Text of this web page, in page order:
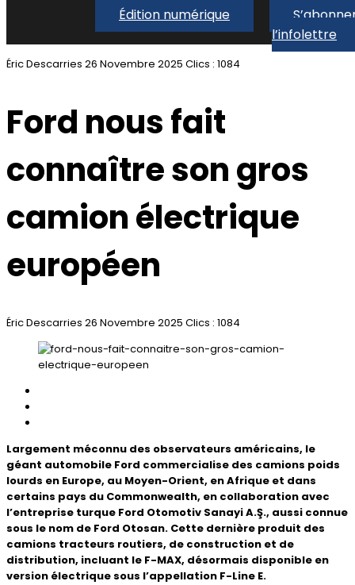
Édition numérique
l’infolettre
Éric Descarries 26 Novembre 2025 Clics : 1084
Ford nous fait
connaître son gros
camion électrique
européen
Éric Descarries 26 Novembre 2025 Clics : 1084
Largement méconnu des observateurs américains, le
géant automobile Ford commercialise des camions poids
lourds en Europe, au Moyen-Orient, en Afrique et dans
certains pays du Commonwealth, en collaboration avec
l’entreprise turque Ford Otomotiv Sanayi A.Ş., aussi connue
sous le nom de Ford Otosan. Cette dernière produit des
camions tracteurs routiers, de construction et de
distribution, incluant le F-MAX, désormais disponible en
version électrique sous l’appellation F-Line E.